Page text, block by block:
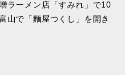
ラーメン店「すみれ」で10
山で「麵屋つくし」を開き